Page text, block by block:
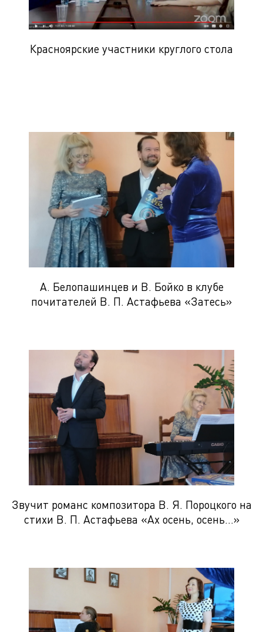
Красноярские участники круглого стола
А. Белопашинцев и В. Бойко в клубе
почитателей В. П. Астафьева «Затесь»
Звучит романс композитора В. Я. Пороцкого на
стихи В. П. Астафьева «Ах осень, осень…»